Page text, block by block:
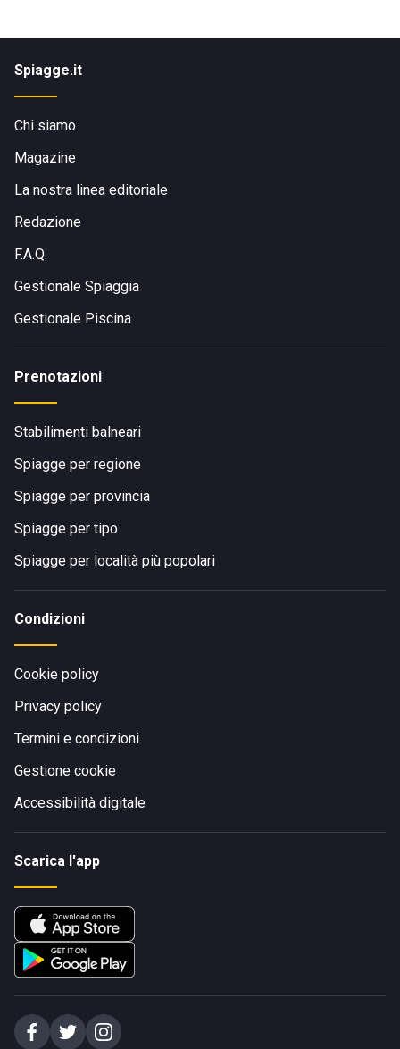
Spiagge.it
Chi siamo
Magazine
La nostra linea editoriale
Redazione
F.A.Q.
Gestionale Spiaggia
Gestionale Piscina
Prenotazioni
Stabilimenti balneari
Spiagge per regione
Spiagge per provincia
Spiagge per tipo
Spiagge per località più popolari
Condizioni
Cookie policy
Privacy policy
Termini e condizioni
Gestione cookie
Accessibilità digitale
Scarica l'app